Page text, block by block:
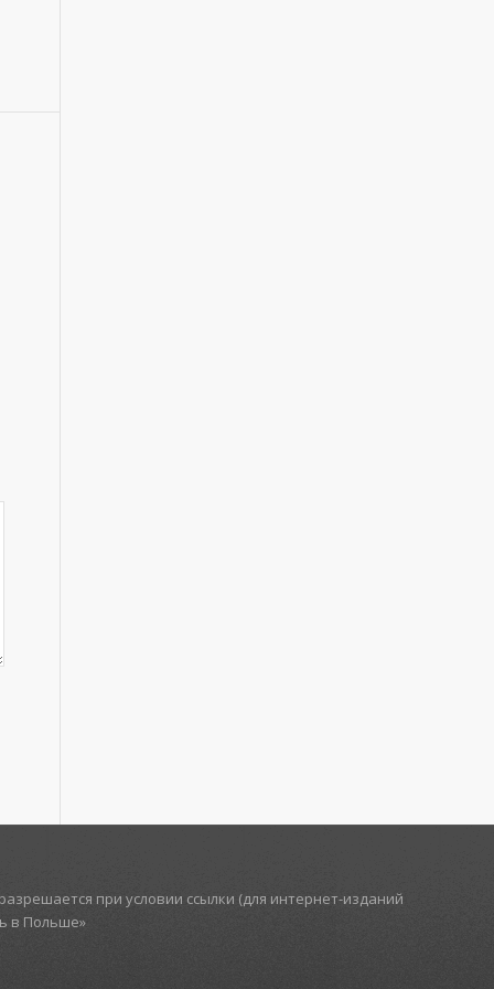
при условии ссылки (для интернет-изданий
в Польше»